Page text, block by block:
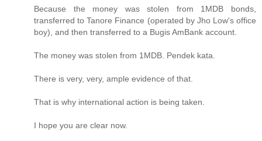
Because the money was stolen from 1MDB bonds,
transferred to Tanore Finance (operated by Jho Low's office
boy), and then transferred to a Bugis AmBank account.
The money was stolen from 1MDB. Pendek kata.
There is very, very, ample evidence of that.
That is why international action is being taken.
I hope you are clear now.